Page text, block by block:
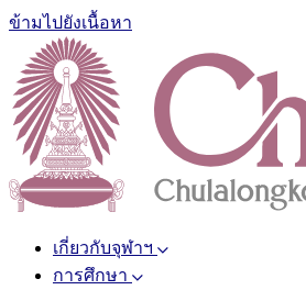
ข้ามไปยังเนื้อหา
เกี่ยวกับจุฬาฯ
การศึกษา